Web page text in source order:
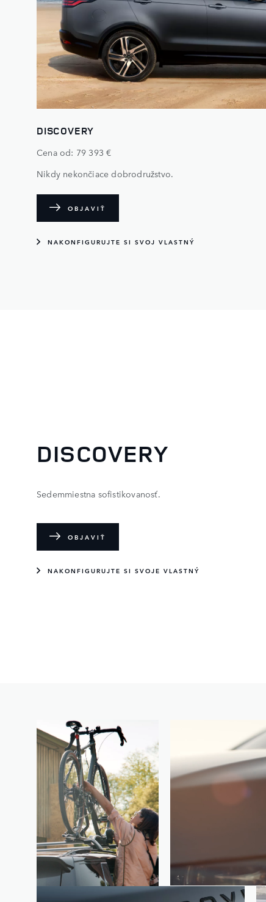
DISCOVERY
Cena od: 79 393 €
Nikdy nekončiace dobrodružstvo.
OBJAVIŤ
NAKONFIGURUJTE SI SVOJ VLASTNÝ
DISCOVERY
Sedemmiestna sofistikovanosť.
OBJAVIŤ
NAKONFIGURUJTE SI SVOJE VLASTNÝ